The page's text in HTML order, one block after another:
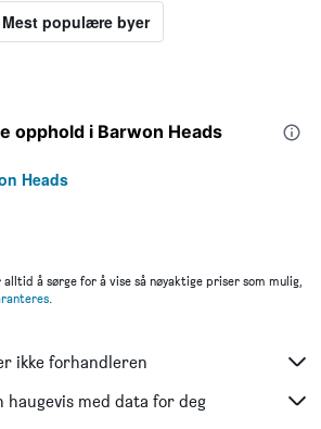
Mest populære byer
opphold i Barwon Heads
Heads
å sørge for å vise så nøyaktige priser som mulig,
.
ikke forhandleren
haugevis med data for deg